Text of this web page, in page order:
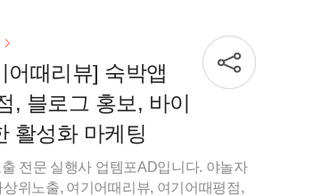
개인정보취급방침
취소 및 환불규정
어때리뷰] 숙박앱
, 블로그 홍보, 바이
활성화 마케팅
전문 실행사 업템포AD입니다. 야놀자
위노출, 여기어때리뷰, 여기어때평점,